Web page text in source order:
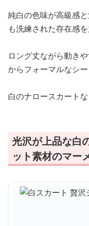
純白の色味が高級感
も洗練された存在感を
ロング丈ながら動き
からフォーマルなシー
白のナロースカート
光沢が上品な白
ット素材のマー